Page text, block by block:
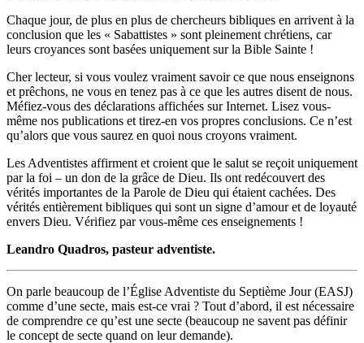
Chaque jour, de plus en plus de chercheurs bibliques en arrivent à la
conclusion que les « Sabattistes » sont pleinement chrétiens, car
leurs croyances sont basées uniquement sur la Bible Sainte !
Cher lecteur, si vous voulez vraiment savoir ce que nous enseignons
et prêchons, ne vous en tenez pas à ce que les autres disent de nous.
Méfiez-vous des déclarations affichées sur Internet. Lisez vous-
même nos publications et tirez-en vos propres conclusions. Ce n’est
qu’alors que vous saurez en quoi nous croyons vraiment.
Les Adventistes affirment et croient que le salut se reçoit uniquement
par la foi – un don de la grâce de Dieu. Ils ont redécouvert des
vérités importantes de la Parole de Dieu qui étaient cachées. Des
vérités entièrement bibliques qui sont un signe d’amour et de loyauté
envers Dieu. Vérifiez par vous-même ces enseignements !
Leandro Quadros, pasteur adventiste.
On parle beaucoup de l’Église Adventiste du Septième Jour (EASJ)
comme d’une secte, mais est-ce vrai ? Tout d’abord, il est nécessaire
de comprendre ce qu’est une secte (beaucoup ne savent pas définir
le concept de secte quand on leur demande).